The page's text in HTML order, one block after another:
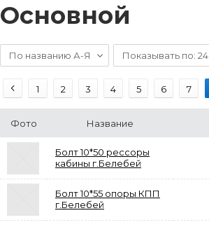
Основной
По названию А-Я Показывать по: 24
1 2 3 4 5 6 7
Фото Название
Болт 10*50 рессоры
кабины г.Белебей
Болт 10*55 опоры КПП
г.Белебей